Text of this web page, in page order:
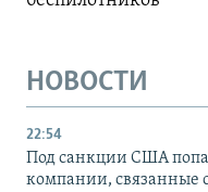
НОВОСТИ
22:54
Под санкции США
компании, связанные